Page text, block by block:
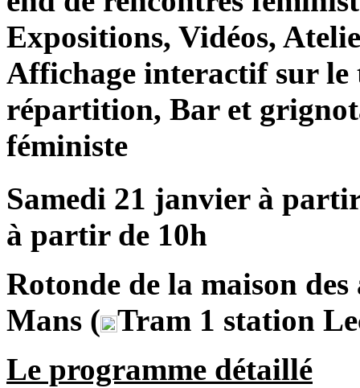
Expositions, Vidéos,
Affichage interactif sur le
répartition, Bar et
féministe
Samedi 21 janvier à
à partir de 10h
Rotonde de la maison
Mans ( Tram 1 station
Le programme détaillé